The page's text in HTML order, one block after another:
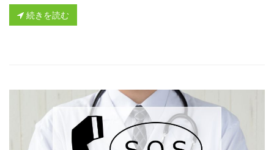
続きを読む